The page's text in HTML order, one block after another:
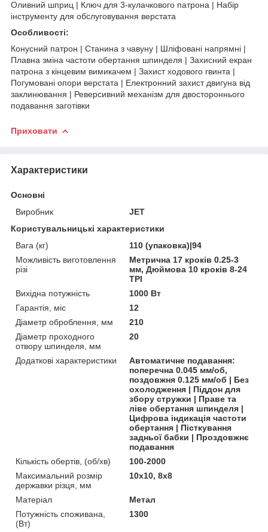
Оливний шприц | Ключ для 3-кулачкового патрона | Набір
інструменту для обслуговування верстата
Особливості:
Конусний патрон | Станина з чавуну | Шліфовані напрямні |
Плавна зміна частоти обертання шпинделя | Захисний екран
патрона з кінцевим вимикачем | Захист ходового гвинта |
Погумовані опори верстата | Електронний захист двигуна від
заклинювання | Реверсивний механізм для двостороннього
подавання заготівки
Приховати
Характеристики
Основні
Виробник
JET
Користувальницькі характеристики
Вага (кг)
110 (упаковка)|94
Можливість виготовлення
різі
Метрична 17 кроків 0.25-3
мм, Дюймова 10 кроків 8-24
TPI
Вихідна потужність
1000 Вт
Гарантія, міс
12
Діаметр оброблення, мм
210
Діаметр проходного
отвору шпинделя, мм
20
Додаткові характеристики
Автоматичне подавання:
поперечна 0.045 мм/об,
поздовжня 0.125 мм/об | Без
охолодження | Піддон для
збору стружки | Праве та
ліве обертання шпинделя |
Цифрова індикація частоти
обертання | Пісткування
задньої бабки | Проздовжнє
подавання
Кількість обертів, (об/хв)
100-2000
Максимальний розмір
державки різця, мм
10х10, 8х8
Матеріал
Метал
Потужність споживана,
(Вт)
1300